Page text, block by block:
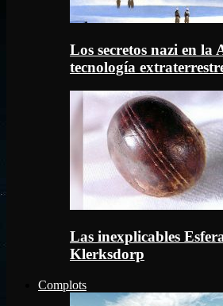
Los secretos nazi en la
tecnología
Las inexplicables
Klerksdorp
Complots